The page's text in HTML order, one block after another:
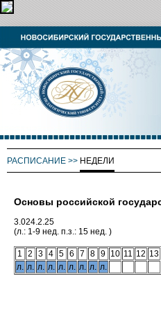
РАСПИСАНИЕ >> НЕДЕЛИ
Основы российской
3.024.2.25
(л.: 1-9 нед. п.з.: 15 нед. )
1 2 3 4 5 6 7 8 9 10 11 12 13
л. л. л. л. л. л. л. л. л.